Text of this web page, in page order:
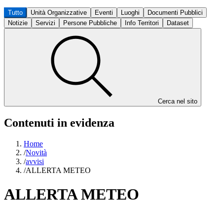
Tutto Unità Organizzative Eventi Luoghi
Documenti Pubblici
Notizie
Servizi Persone Pubbliche Info Territori Dataset
Cerca nel sito
Contenuti in evidenza
Home
/Novità
/avvisi
/ALLERTA METEO
ALLERTA METEO